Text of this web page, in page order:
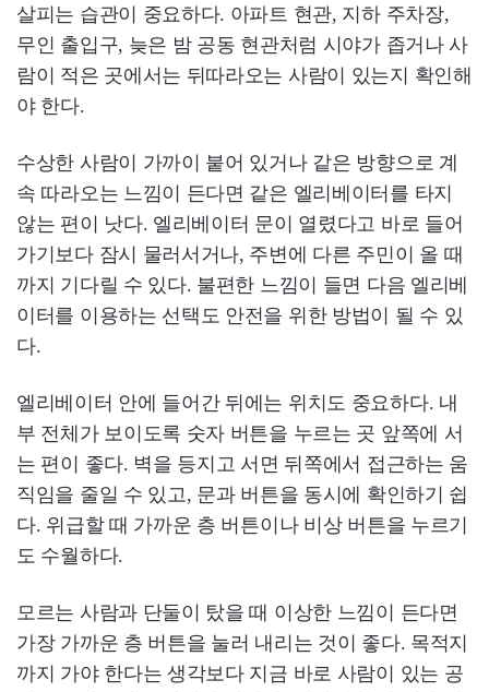
살피는 습관이 중요하다. 아파트 현관, 지하 주차장,
무인 출입구, 늦은 밤 공동 현관처럼 시야가 좁거나 사
람이 적은 곳에서는 뒤따라오는 사람이 있는지 확인해
야 한다.
수상한 사람이 가까이 붙어 있거나 같은 방향으로 계
속 따라오는 느낌이 든다면 같은 엘리베이터를 타지
않는 편이 낫다. 엘리베이터 문이 열렸다고 바로 들어
가기보다 잠시 물러서거나, 주변에 다른 주민이 올 때
까지 기다릴 수 있다. 불편한 느낌이 들면 다음 엘리베
이터를 이용하는 선택도 안전을 위한 방법이 될 수 있
다.
엘리베이터 안에 들어간 뒤에는 위치도 중요하다. 내
부 전체가 보이도록 숫자 버튼을 누르는 곳 앞쪽에 서
는 편이 좋다. 벽을 등지고 서면 뒤쪽에서 접근하는 움
직임을 줄일 수 있고, 문과 버튼을 동시에 확인하기 쉽
다. 위급할 때 가까운 층 버튼이나 비상 버튼을 누르기
도 수월하다.
모르는 사람과 단둘이 탔을 때 이상한 느낌이 든다면
가장 가까운 층 버튼을 눌러 내리는 것이 좋다. 목적지
까지 가야 한다는 생각보다 지금 바로 사람이 있는 공